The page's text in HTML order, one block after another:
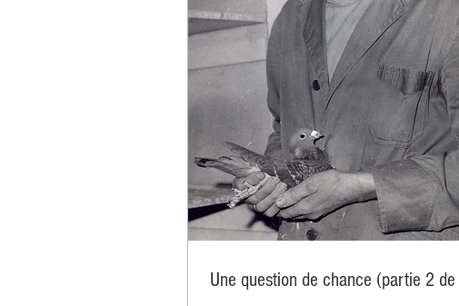
Une question de chance (partie 2 de